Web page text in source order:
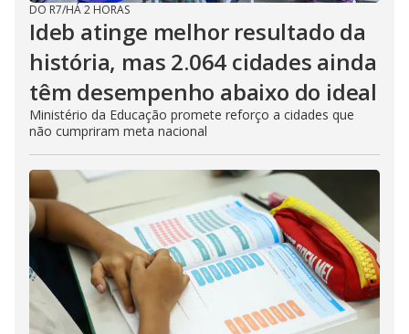
DO R7/HÁ 2 HORAS
Ideb atinge melhor resultado da
história, mas 2.064 cidades ainda
têm desempenho abaixo do ideal
Ministério da Educação promete reforço a cidades que
não cumpriram meta nacional